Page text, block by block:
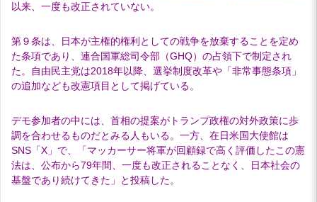
以来、一度も改正されていない。
第９条は、日本が主権的権利としての戦争を放棄することを定め
た条項であり、連合国軍総司令部（GHQ）の占領下で制定され
た。自由民主党は2018年以降、選挙制度改革や「非常事態条項」
の追加なども改憲項目として掲げている。
デモ参加者の中には、首相の提案がトランプ政権の対外政策に歩
調を合わせるものだとみる人もいる。一方、在日米国大使館は
SNS「X」で、「マッカーサー将軍が回顧録で高く評価したこの憲
法は、公布から79年間、一度も改正されることなく、日本社会の
基盤であり続けてきた」と投稿した。